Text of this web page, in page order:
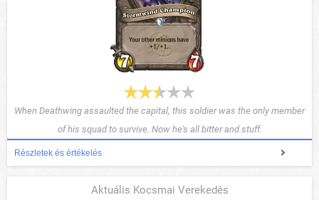
When Deathwing assaulted the capital, this soldier was the only member
of his squad to survive. Now he's all bitter and stuff.
Részletek és értékelés
Aktuális Kocsmai Verekedés